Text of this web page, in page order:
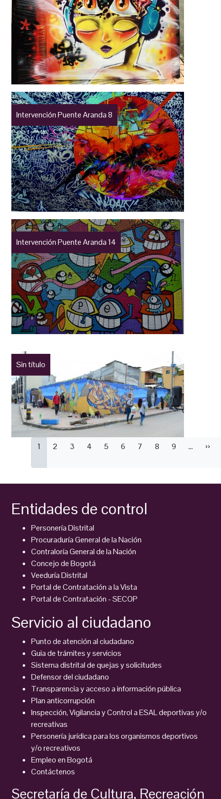
Intervención Puente Aranda 8
Intervención Puente Aranda 14
Sin título
Paginación
Página
1 Página
2 Página
3 Página
4 Página
5 Página
6 Página
7 Página
8 Página
9 … ››
Entidades de control
Personería Distrital
Procuraduría General de la Nación
Contraloría General de la Nación
Concejo de Bogotá
Veeduría Distrital
Portal de Contratación a la Vista
Portal de Contratación - SECOP
Servicio al ciudadano
Punto de atención al ciudadano
Guia de trámites y servicios
Sistema distrital de quejas y solicitudes
Defensor del ciudadano
Transparencia y acceso a información pública
Plan anticorrupción
Inspección, Vigilancia y Control a ESAL deportivas y/o
recreativas
Personería jurídica para los organismos deportivos
y/o recreativos
Empleo en Bogotá
Contáctenos
Secretaría de Cultura, Recreación